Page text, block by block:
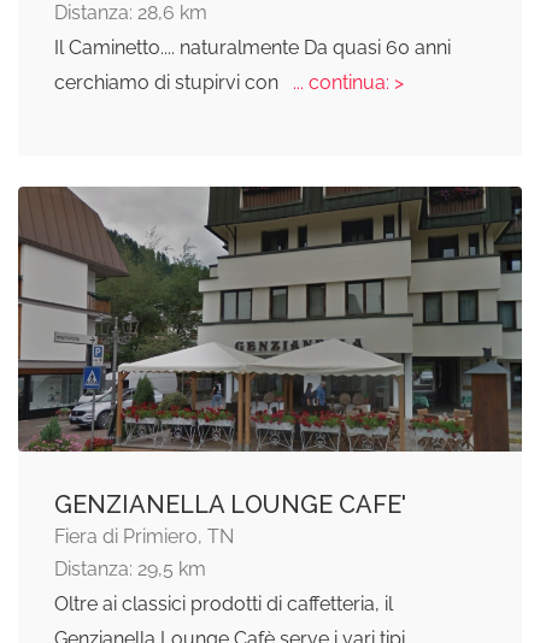
Distanza: 28,6 km
Il Caminetto.... naturalmente Da quasi 60 anni
cerchiamo di stupirvi con
... continua: >
GENZIANELLA LOUNGE CAFE'
Fiera di Primiero, TN
Distanza: 29,5 km
Oltre ai classici prodotti di caffetteria, il